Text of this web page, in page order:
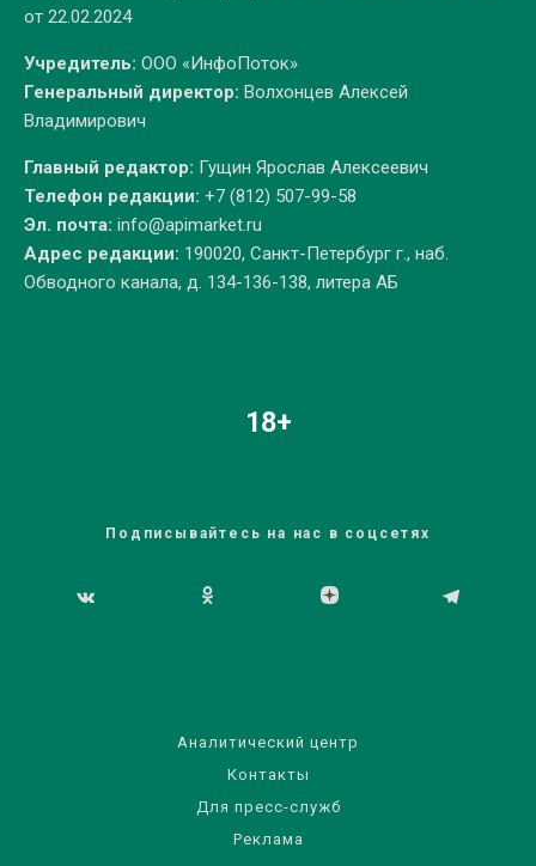
от 22.02.2024
Учредитель: ООО «ИнфоПоток»
Генеральный директор: Волхонцев Алексей
Владимирович
Главный редактор: Гущин Ярослав Алексеевич
Телефон редакции: +7 (812) 507-99-58
Эл. почта: info@apimarket.ru
Адрес редакции: 190020, Санкт-Петербург г., наб.
Обводного канала, д. 134-136-138, литера АБ
18+
Подписывайтесь на нас в соцсетях
Аналитический центр
Контакты
Для пресс-служб
Реклама